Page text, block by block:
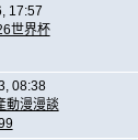
17:57
世界杯
08:38
動漫漫談